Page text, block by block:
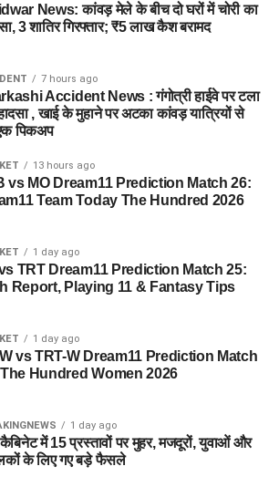
कॉम्प्लेक्स जैसा
बात यही होगी कि यहां रहने वाली महिलाओं
न हो कि वे किसी जेल या बंद संस्थान में रह रहे
एक रेजिडेंशियल कॉम्प्लेक्स की तरह विकसित
के साथ रहने, पढ़ाई, दैनिक जीवन और सामाजिक
उपलब्ध होंगी।
से लैस करने की योजना है। यहां आंगनबाड़ी
पड़ने पर प्राथमिक विद्यालय की सुविधा भी
है। इस पहल का मकसद सिर्फ महिलाओं और
नहीं, बल्कि उन्हें ऐसा वातावरण उपलब्ध कराना
सम्मानित और परिवार का हिस्सा महसूस कर
हो रही है तलाश
के लिए करीब 5 एकड़ जमीन की आवश्यकता
पहली प्राथमिकता देहरादून जिले या उसके
थी, लेकिन फिलहाल उपयुक्त जमीन उपलब्ध
News: कांवड़ मेले के बीच दो घरों में चोरी का
3 शातिर गिरफ्तार; ₹5 लाख कैश बरामद
7 hours ago
Accident News : गंगोत्री हाईवे पर टला
, खाई के मुहाने पर अटका कांवड़ यात्रियों से
पिकअप
13 hours ago
vs MO Dream11 Prediction Match 26:
Team Today The Hundred 2026
1 day ago
TRT Dream11 Prediction Match 25:
Report, Playing 11 & Fantasy Tips
1 day ago
vs TRT-W Dream11 Prediction Match
Hundred Women 2026
1 day ago
कैबिनेट में 15 प्रस्तावों पर मुहर, मजदूरों, युवाओं और
के लिए गए बड़े फैसले